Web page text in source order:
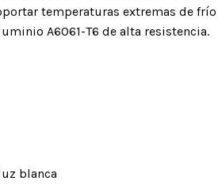
temperaturas extremas de frío
A6061-T6 de alta resistencia.
blanca